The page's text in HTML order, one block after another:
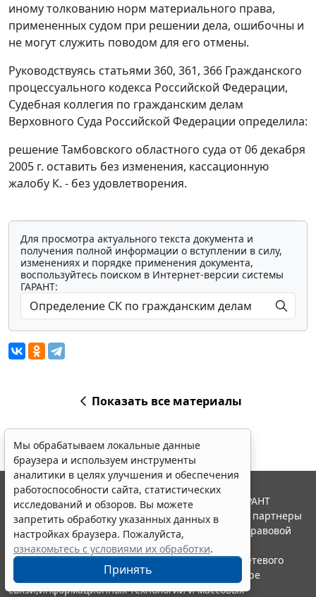
иному толкованию норм материального права,
примененных судом при решении дела, ошибочны и
не могут служить поводом для его отмены.
Руководствуясь статьями 360, 361, 366 Гражданского
процессуального кодекса Российской Федерации,
Судебная коллегия по гражданским делам
Верховного Суда Российской Федерации определила:
решение Тамбовского областного суда от 06 декабря
2005 г. оставить без изменения, кассационную
жалобу К. - без удовлетворения.
Для просмотра актуального текста документа и
получения полной информации о вступлении в силу,
изменениях и порядке применения документа,
воспользуйтесь поиском в Интернет-версии системы
ГАРАНТ:
Показать все материалы
Мы обрабатываем локальные данные
браузера и используем инструменты
аналитики в целях улучшения и обеспечения
работоспособности сайта, статистических
исследований и обзоров. Вы можете
запретить обработку указанных данных в
настройках браузера. Пожалуйста,
ознакомьтесь с условиями их обработки.
Принять
© ООО "НПП "ГАРАНТ-СЕРВИС", 2026. Система ГАРАНТ
выпускается с 1990 года. Компания "Гарант" и ее партнеры
являются участниками Российской ассоциации правовой
информации ГАРАНТ.
Портал ГАРАНТ.РУ зарегистрирован в качестве сетевого
издания Федеральной службой по надзору в сфере
связи,информационных технологий и массовых